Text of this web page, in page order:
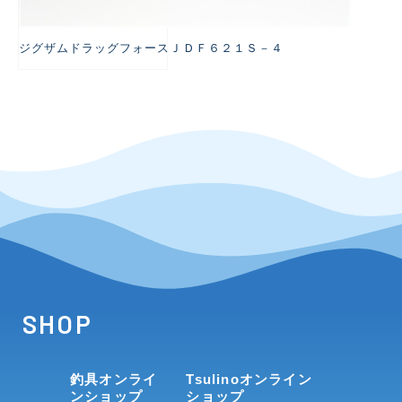
ジグザムドラッグフォースＪＤＦ６２１Ｓ－４
SHOP
釣具オンライ
ンショップ
Tsulinoオンライン
ショップ